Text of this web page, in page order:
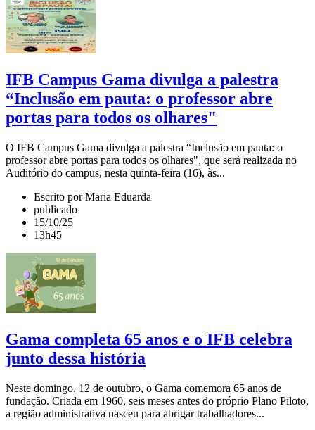
IFB Campus Gama divulga a palestra
“Inclusão em pauta: o professor abre
portas para todos os olhares"
O IFB Campus Gama divulga a palestra “Inclusão em pauta: o
professor abre portas para todos os olhares", que será realizada no
Auditório do campus, nesta quinta-feira (16), às...
Escrito por Maria Eduarda
publicado
15/10/25
13h45
Gama completa 65 anos e o IFB celebra
junto dessa história
Neste domingo, 12 de outubro, o Gama comemora 65 anos de
fundação. Criada em 1960, seis meses antes do próprio Plano Piloto,
a região administrativa nasceu para abrigar trabalhadores...